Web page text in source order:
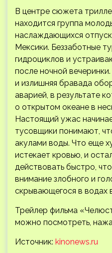
В центре сюжета
находится группа
наслаждающихся
Мексики. Беззаботные
гидроциклов и
после ночной
и излишняя бравада
аварией, в результате
о открытом океане в
Настоящий ужас
тусовщики понимают,
акулами воды. Что еще
истекает кровью, и
действовать быстро,
внимание злобного и
скрывающегося в водах
Трейлер фильма
можно посмотреть,
Источник: kinonews.ru